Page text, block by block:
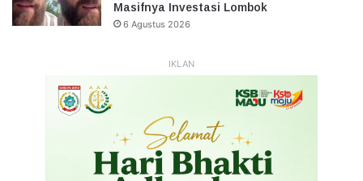
Masifnya Investasi Lombok
6 Agustus 2026
IKLAN